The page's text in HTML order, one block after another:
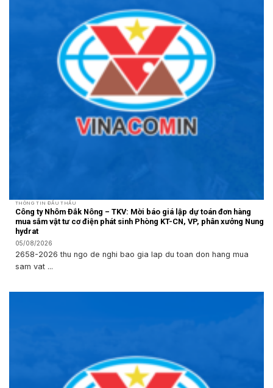
THÔNG TIN ĐẤU THẦU
Công ty Nhôm Đắk Nông – TKV: Mời báo giá lập dự toán đơn hàng
mua sắm vật tư cơ điện phát sinh Phòng KT-CN, VP, phân xưởng Nung
hydrat
05/08/2026
2658-2026 thu ngo de nghi bao gia lap du toan don hang mua
sam vat ...